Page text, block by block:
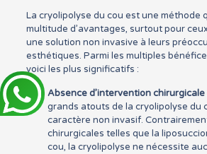
La cryolipolyse du cou est une méthode
multitude d’avantages, surtout pour
une solution non invasive à leurs
esthétiques. Parmi les multiples
voici les plus significatifs :
Absence d’intervention chirurgicale
grands atouts de la cryolipolyse du
caractère non invasif.
chirurgicales telles que la
cou, la cryolipolyse ne nécessite